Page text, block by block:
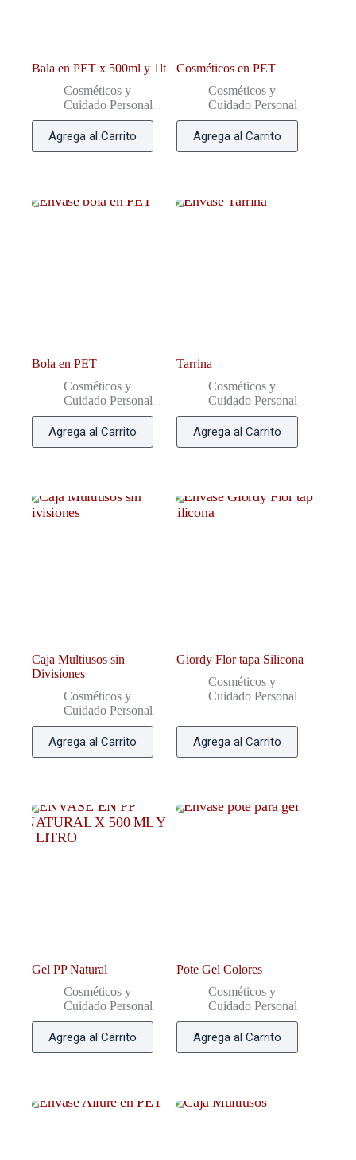
Bala en PET x 500ml y 1lt
Cosméticos y
Cuidado Personal
Agrega al Carrito
Cosméticos en PET
Cosméticos y
Cuidado Personal
Agrega al Carrito
Bola en PET
Cosméticos y
Cuidado Personal
Agrega al Carrito
Tarrina
Cosméticos y
Cuidado Personal
Agrega al Carrito
Caja Multiusos sin
Divisiones
Cosméticos y
Cuidado Personal
Agrega al Carrito
Giordy Flor tapa Silicona
Cosméticos y
Cuidado Personal
Agrega al Carrito
Gel PP Natural
Cosméticos y
Cuidado Personal
Agrega al Carrito
Pote Gel Colores
Cosméticos y
Cuidado Personal
Agrega al Carrito